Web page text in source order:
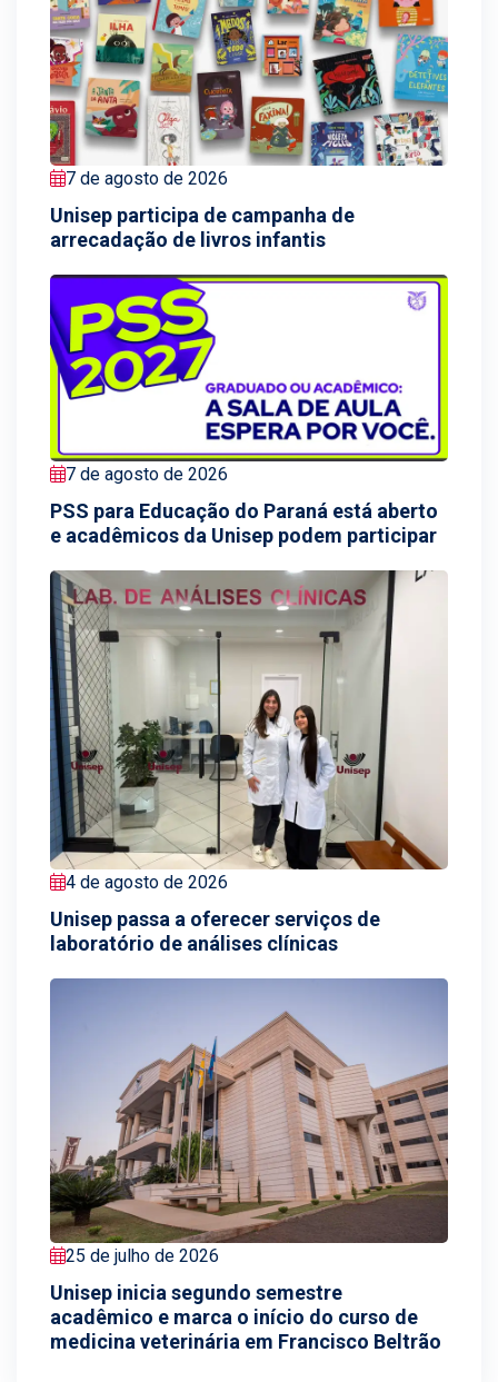
7 de agosto de 2026
Unisep participa de campanha de
arrecadação de livros infantis
7 de agosto de 2026
PSS para Educação do Paraná está aberto
e acadêmicos da Unisep podem participar
4 de agosto de 2026
Unisep passa a oferecer serviços de
laboratório de análises clínicas
25 de julho de 2026
Unisep inicia segundo semestre
acadêmico e marca o início do curso de
medicina veterinária em Francisco Beltrão